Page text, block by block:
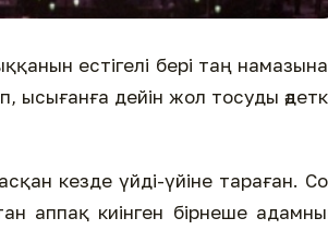
ысығанға дейін жол тосуды
кезде үйді-үйіне тараған.
аппақ киінген бірнеше